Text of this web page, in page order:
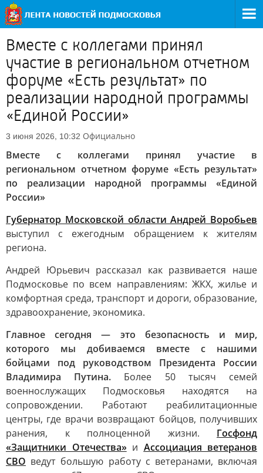
Вместе с коллегами принял
участие в региональном отчетном
форуме «Есть результат» по
реализации народной программы
«Единой России»
3 июня 2026, 10:32 Официально
Вместе с коллегами принял участие в
региональном отчетном форуме «Есть результат»
по реализации народной программы «Единой
России»
Губернатор Московской области Андрей Воробьев
выступил с ежегодным обращением к жителям
региона.
Андрей Юрьевич рассказал как развивается наше
Подмосковье по всем направлениям: ЖКХ, жилье и
комфортная среда, транспорт и дороги, образование,
здравоохранение, экономика.
Главное сегодня — это безопасность и мир,
которого мы добиваемся вместе с нашими
бойцами под руководством Президента России
Владимира Путина. Более 50 тысяч семей
военнослужащих Подмосковья находятся на
сопровождении. Работают реабилитационные
центры, где врачи возвращают бойцов, получивших
ранения, к полноценной жизни. Госфонд
«Защитники Отечества»и Ассоциация ветеранов
СВО ведут большую работу с ветеранами, включая